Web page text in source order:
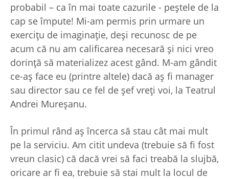
probabil – ca în mai toate cazurile - peștele de la
cap se împute! Mi-am permis prin urmare un
exercițu de imaginație, deși recunosc de pe
acum că nu am calificarea necesară și nici vreo
dorință să materializez acest gând. M-am gândit
ce-aș face eu (printre altele) dacă aș fi manager
sau director sau ce fel de șef vreți voi, la Teatrul
Andrei Mureșanu.
În primul rând aș încerca să stau cât mai mult
pe la serviciu. Am citit undeva (trebuie să fi fost
vreun clasic) că dacă vrei să faci treabă la slujbă,
oricare ar fi ea, trebuie să stai mult la locul de